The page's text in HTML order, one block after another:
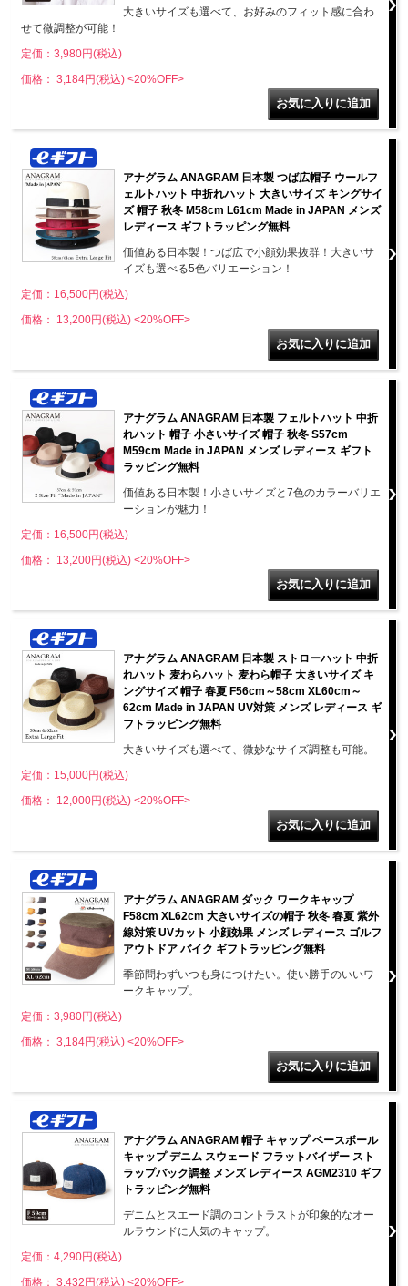
大きいサイズも選べて、お好みのフィット感に合わ
せて微調整が可能！
定価：3,980円(税込)
価格： 3,184円(税込) <20%OFF>
アナグラム ANAGRAM 日本製 つば広帽子 ウールフ
ェルトハット 中折れハット 大きいサイズ キングサイ
ズ 帽子 秋冬 M58cm L61cm Made in JAPAN メンズ
レディース ギフトラッピング無料
価値ある日本製！つば広で小顔効果抜群！大きいサ
イズも選べる5色バリエーション！
定価：16,500円(税込)
価格： 13,200円(税込) <20%OFF>
アナグラム ANAGRAM 日本製 フェルトハット 中折
れハット 帽子 小さいサイズ 帽子 秋冬 S57cm
M59cm Made in JAPAN メンズ レディース ギフト
ラッピング無料
価値ある日本製！小さいサイズと7色のカラーバリエ
ーションが魅力！
定価：16,500円(税込)
価格： 13,200円(税込) <20%OFF>
アナグラム ANAGRAM 日本製 ストローハット 中折
れハット 麦わらハット 麦わら帽子 大きいサイズ キ
ングサイズ 帽子 春夏 F56cm～58cm XL60cm～
62cm Made in JAPAN UV対策 メンズ レディース ギ
フトラッピング無料
大きいサイズも選べて、微妙なサイズ調整も可能。
定価：15,000円(税込)
価格： 12,000円(税込) <20%OFF>
アナグラム ANAGRAM ダック ワークキャップ
F58cm XL62cm 大きいサイズの帽子 秋冬 春夏 紫外
線対策 UVカット 小顔効果 メンズ レディース ゴルフ
アウトドア バイク ギフトラッピング無料
季節問わずいつも身につけたい。使い勝手のいいワ
ークキャップ。
定価：3,980円(税込)
価格： 3,184円(税込) <20%OFF>
アナグラム ANAGRAM 帽子 キャップ ベースボール
キャップ デニム スウェード フラットバイザー スト
ラップバック調整 メンズ レディース AGM2310 ギフ
トラッピング無料
デニムとスエード調のコントラストが印象的なオー
ルラウンドに人気のキャップ。
定価：4,290円(税込)
価格： 3,432円(税込) <20%OFF>